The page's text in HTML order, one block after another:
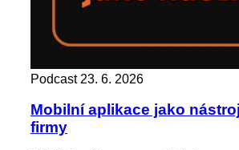
Podcast 23. 6. 2026
Mobilní aplikace jako
firmy